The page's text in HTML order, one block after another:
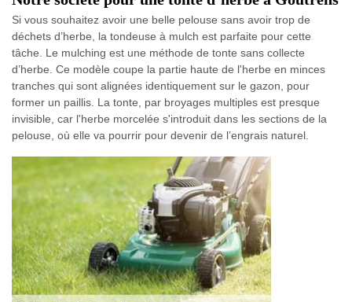
Si vous souhaitez avoir une belle pelouse sans avoir trop de
déchets d’herbe, la tondeuse à mulch est parfaite pour cette
tâche. Le mulching est une méthode de tonte sans collecte
d’herbe. Ce modèle coupe la partie haute de l'herbe en minces
tranches qui sont alignées identiquement sur le gazon, pour
former un paillis. La tonte, par broyages multiples est presque
invisible, car l'herbe morcelée s'introduit dans les sections de la
pelouse, où elle va pourrir pour devenir de l’engrais naturel.